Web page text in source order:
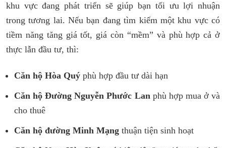
khu vực đang phát triển sẽ giúp bạn tối ưu lợi nhuận
trong tương lai. Nếu bạn đang tìm kiếm một khu vực có
tiềm năng tăng giá tốt, giá còn “mềm” và phù hợp cả ở
thực lẫn đầu tư, thì:
Căn hộ Hòa Quý phù hợp đầu tư dài hạn
Căn hộ Đường Nguyễn Phước Lanphù hợp mua ở và
cho thuê
Căn hộ đường Minh Mạng thuận tiện sinh hoạt